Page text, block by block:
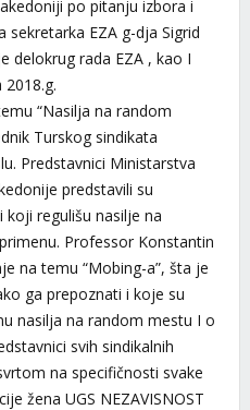
po pitanju izbora i
sekretarka EZA g-dja Sigrid
delokrug rada EZA , kao I
“Nasilja na random
Turskog sindikata
Predstavnici Ministarstva
predstavili su
regulišu nasilje na
Professor Konstantin
na temu “Mobing-a”, šta je
ga prepoznati i koje su
nasilja na random mestu I o
svih sindikalnih
na specifičnosti svake
žena UGS NEZAVISNOST